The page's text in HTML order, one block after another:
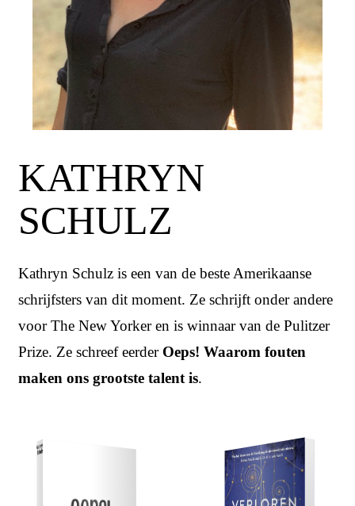
KATHRYN
SCHULZ
Kathryn Schulz is een van de beste Amerikaanse
schrijfsters van dit moment. Ze schrijft onder andere
voor The New Yorker en is winnaar van de Pulitzer
Prize. Ze schreef eerder Oeps! Waarom fouten
maken ons grootste talent is.